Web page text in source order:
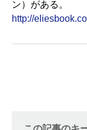
ン）がある。
http://